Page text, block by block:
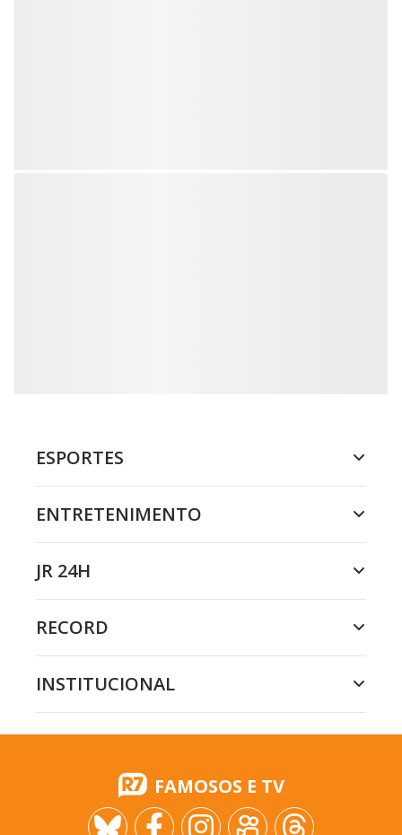
ESPORTES
ENTRETENIMENTO
JR 24H
RECORD
INSTITUCIONAL
FAMOSOS E TV